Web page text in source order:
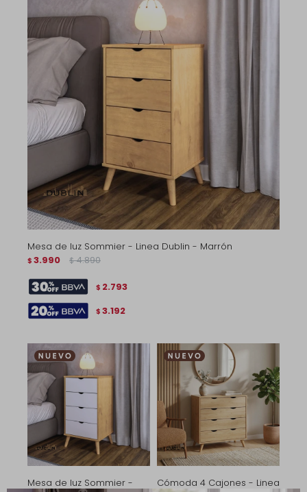
Mesa de luz Sommier - Linea Dublin - Marrón
$ 3.990 $ 4.890
$ 2.793
$ 3.192
Mesa de luz Sommier -
Cómoda 4 Cajones - Linea